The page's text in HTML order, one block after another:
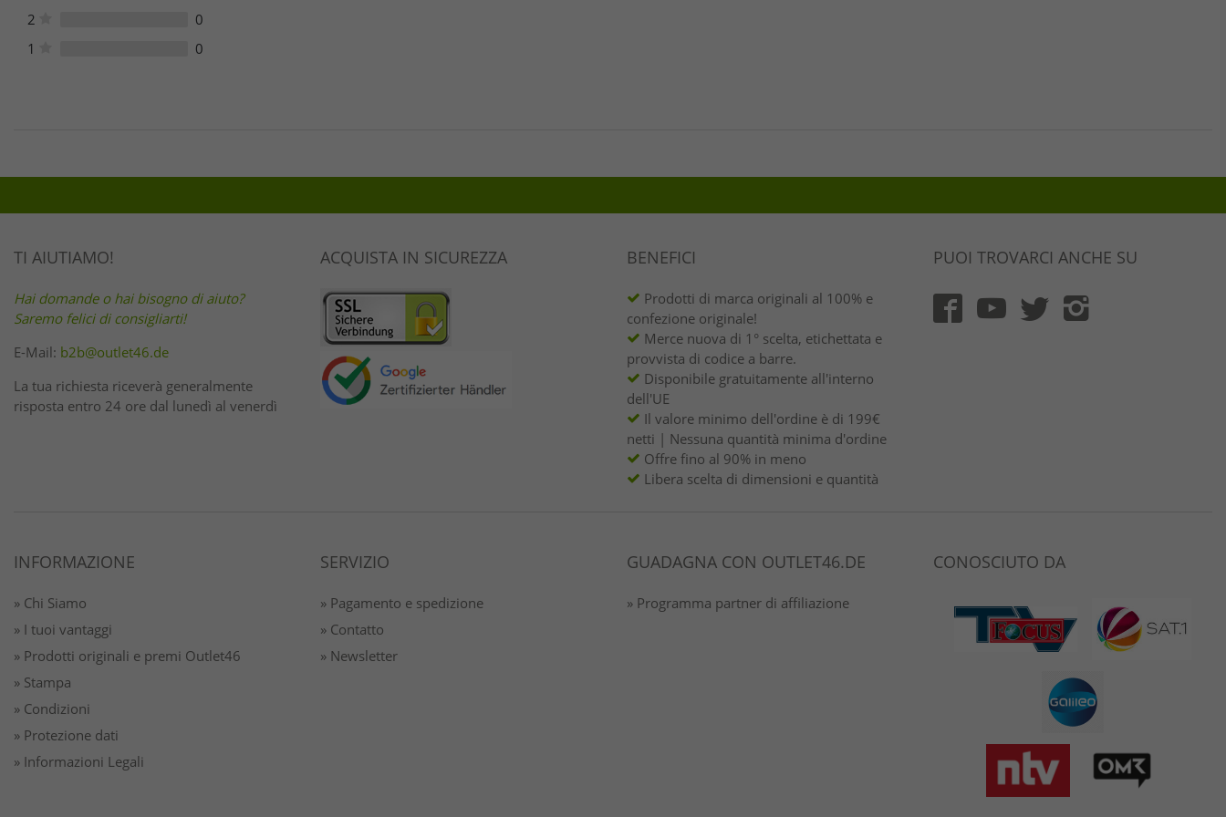
2
0
1
0
TI AIUTIAMO!
Hai domande o hai bisogno di aiuto?
Saremo felici di consigliarti!
E-Mail: b2b@outlet46.de
La tua richiesta riceverà generalmente
risposta entro 24 ore dal lunedì al venerdì
ACQUISTA IN SICUREZZA BENEFICI
Prodotti di marca originali al 100% e
confezione originale!
Merce nuova di 1° scelta, etichettata e
provvista di codice a barre.
Disponibile gratuitamente all'interno
dell'UE
Il valore minimo dell'ordine è di 199€
netti | Nessuna quantità minima d'ordine
Offre fino al 90% in meno
Libera scelta di dimensioni e quantità
PUOI TROVARCI ANCHE SU
INFORMAZIONE
» Chi Siamo
» I tuoi vantaggi
» Prodotti originali e premi Outlet46
» Stampa
» Condizioni
» Protezione dati
» Informazioni Legali
SERVIZIO
» Pagamento e spedizione
» Contatto
» Newsletter
GUADAGNA CON OUTLET46.DE
» Programma partner di affiliazione
CONOSCIUTO DA